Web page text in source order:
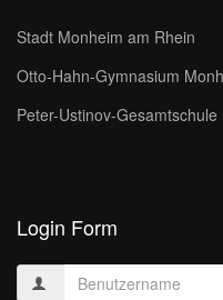
Stadt Monheim am Rhein
Otto-Hahn-Gymnasium
Peter-Ustinov-Gesamtschule
Login Form